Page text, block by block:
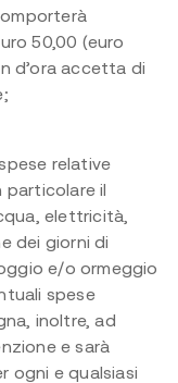
50,00 (euro
d’ora accetta di
relative
particolare il
elettricità,
dei giorni di
e/o ormeggio
spese
inoltre, ad
e sarà
ogni e qualsiasi